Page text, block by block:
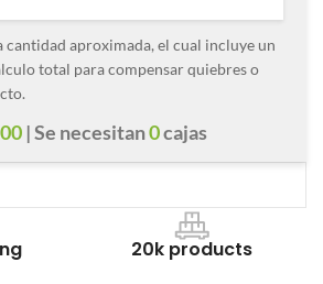
cantidad aproximada, el cual incluye un
total para compensar quiebres o
| Se necesitan0cajas
20k products